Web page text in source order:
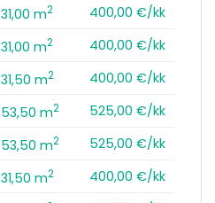
31,00 m2
400,00 €/kk
31,00 m2
400,00 €/kk
31,50 m2
400,00 €/kk
53,50 m2
525,00 €/kk
53,50 m2
525,00 €/kk
31,50 m2
400,00 €/kk